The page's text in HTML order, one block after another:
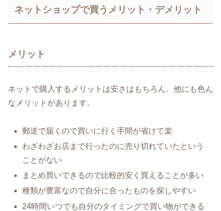
ネットショップで買うメリット・デメリット
メリット
ネットで購入するメリットは安さはもちろん、他にも色ん
なメリットがあります。
郵送で届くので買いに行く手間が省けて楽
わざわざお店まで行ったのに売り切れていたという
ことがない
まとめ買いできるので比較的安く買えることが多い
種類が豊富なので自分に合ったものを探しやすい
24時間いつでも自分のタイミングで買い物ができる